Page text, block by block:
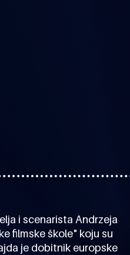
i scenarista Andrzeja
filmske škole" koju su
je dobitnik europske